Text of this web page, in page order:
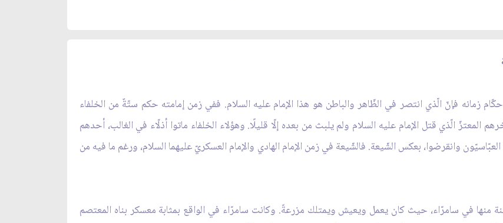
زمانه فإنّ الّذي انتصر في الظّاهر والباطن هو هذا الإمام عليه السلام. ففي زمن إمامته حكم ستّةٌ من الخلفاء
المعتزّ الّذي قتل الإمام عليه السلام ولم يلبث من بعده إلّا قليلًا. وهؤلاء الخلفاء ماتوا أذلّاء في الغالب، أحدهم
وانقرضوا، بعكس الشّيعة. فالشّيعة في زمن الإمام الهادي والإمام العسكريّ عليهما السلام، ورغم ما فيه من
عاش الإمام الهادي عليه السلام 42 سنة، قضى 20 سنة منها في سامرّاء، حيث كان يعمل ويعيش ويمتلك مزرعةً. وكانت سامرّاء في الواقع بمثابة معسكر بناه المعتصم